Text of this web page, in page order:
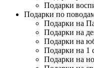
Подарки
Подарки по
Подарки на
Подарки на
Подарки на
Подарки на 1
Подарки на